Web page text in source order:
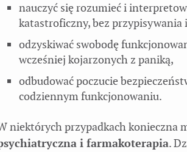
nauczyć się rozumieć i
katastroficzny, bez przypisywania
odzyskiwać swobodę
wcześniej kojarzonych z paniką,
odbudować poczucie
codziennym funkcjonowaniu.
niektórych przypadkach konieczna
i farmakoterapia.